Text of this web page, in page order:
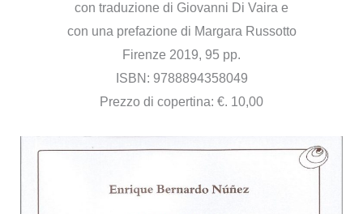
con traduzione di Giovanni Di Vaira e
con una prefazione di Margara Russotto
Firenze 2019, 95 pp.
ISBN: 9788894358049
Prezzo di copertina: €. 10,00